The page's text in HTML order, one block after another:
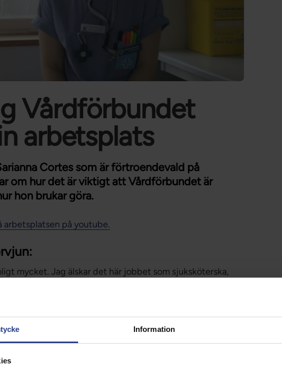
Information
Chef
Vårdförbundet
arbetsplats
Cortes som är förtroendevald på
om hur det är viktigt att Vårdförbundet är
hon brukar göra.
på youtube.
mycket. Jag älskar det här jobbet som sjuksköterska,
är väldigt frustrerande. Och som förtroendevald så
göra någonting för mig och mina kollegor. Direkt. Och
avdelningen?
Det visar att vi finns och är aktiva. Vilket är viktigt.
gör och då måste man ju veta att vi